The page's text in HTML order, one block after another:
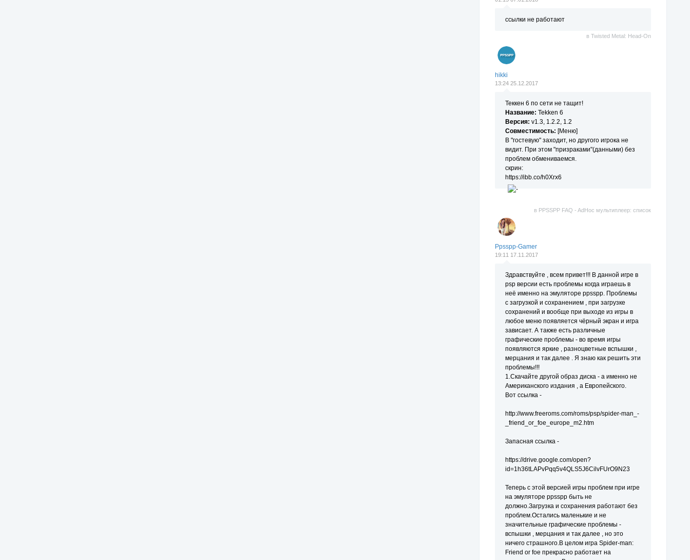
ссылки не работают
вTwisted Metal: Head-On
hikki
13:24 25.12.2017
Теккен 6 по сети не тащит!
Название: Tekken 6
Версия: v1.3, 1.2.2, 1.2
Совместимость: [Меню]
В "гостевую" заходит, но другого игрока не
видит. При этом "призраками"(данными) без
проблем обмениваемся.
скрин:
https://ibb.co/h0Xrx6
в PPSSPP FAQ - AdHoc мультиплеер: список
Ppsspp-Gamer
19:11 17.11.2017
Здравствуйте , всем привет!!! В данной игре в
psp версии есть проблемы когда играешь в
неё именно на эмуляторе ppsspp. Проблемы
с загрузкой и сохранением , при загрузке
сохранений и вообще при выходе из игры в
любое меню появляется чёрный экран и игра
зависает. А также есть различные
графические проблемы - во время игры
появляются яркие , разноцветные вспышки ,
мерцания и так далее . Я знаю как решить эти
проблемы!!!
1.Скачайте другой образ диска - а именно не
Американского издания , а Европейского.
Вот ссылка -
http://www.freeroms.com/roms/psp/spider-man_-
_friend_or_foe_europe_m2.htm
Запасная ссылка -
https://drive.google.com/open?
id=1h36tLAPvPqq5v4QLS5J6CilvFUrO9N23
Теперь с этой версией игры проблем при игре
на эмуляторе ppsspp быть не
должно.Загрузка и сохранения работают без
проблем.Остались маленькие и не
значительные графические проблемы -
вспышки , мерцания и так далее , но это
ничего страшного.В целом игра Spider-man:
Friend or foe прекрасно работает на